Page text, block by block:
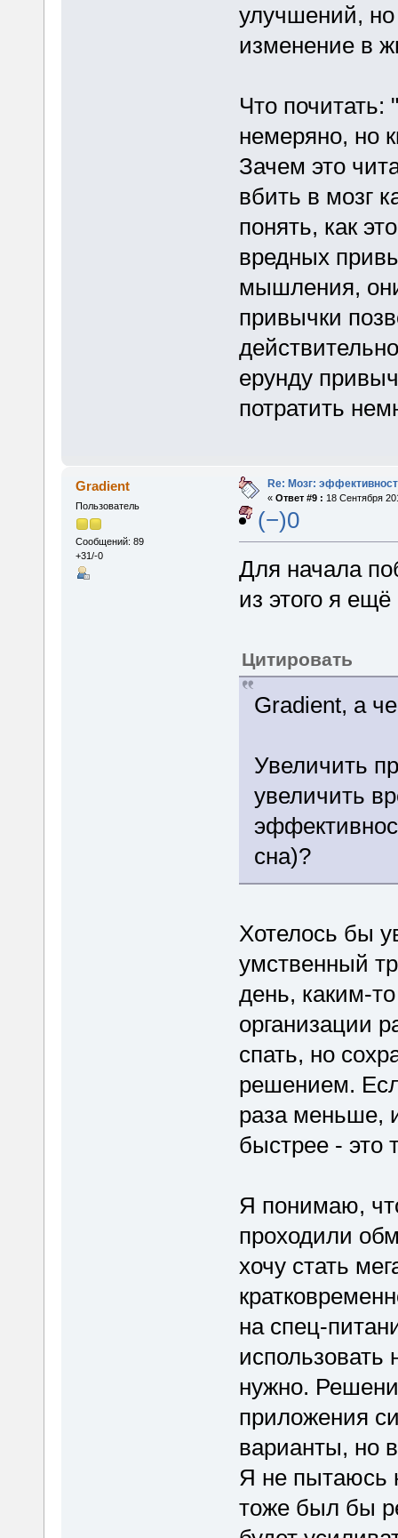
улучшений,
изменение в
Что
немеряно, но
Зачем это
вбить в мозг
понять, как
вредных
мышления,
привычки
ерунду
потратить
Gradient
Пользователь
Сообщений: 89
+31/-0
Re: Мозг:
« Ответ #9 : 18 Сентября
(−)0
Для начала
из этого я
Цитировать
Gradient, а
Увеличить
увеличить
сна)?
Хотелось бы
умственный
день, каким-
организации
спать, но
решением.
раза меньше,
быстрее -
Я понимаю,
проходили
хочу стать
на спец-
использовать
нужно.
приложения
варианты, но
Я не пытаюсь
тоже был бы